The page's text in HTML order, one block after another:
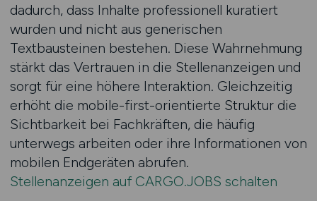
dadurch, dass Inhalte professionell kuratiert
wurden und nicht aus generischen
Textbausteinen bestehen. Diese Wahrnehmung
stärkt das Vertrauen in die Stellenanzeigen und
sorgt für eine höhere Interaktion. Gleichzeitig
erhöht die mobile-first-orientierte Struktur die
Sichtbarkeit bei Fachkräften, die häufig
unterwegs arbeiten oder ihre Informationen von
mobilen Endgeräten abrufen.
Stellenanzeigen auf CARGO.JOBS schalten